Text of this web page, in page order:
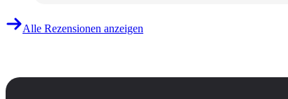
Alle Rezensionen anzeigen